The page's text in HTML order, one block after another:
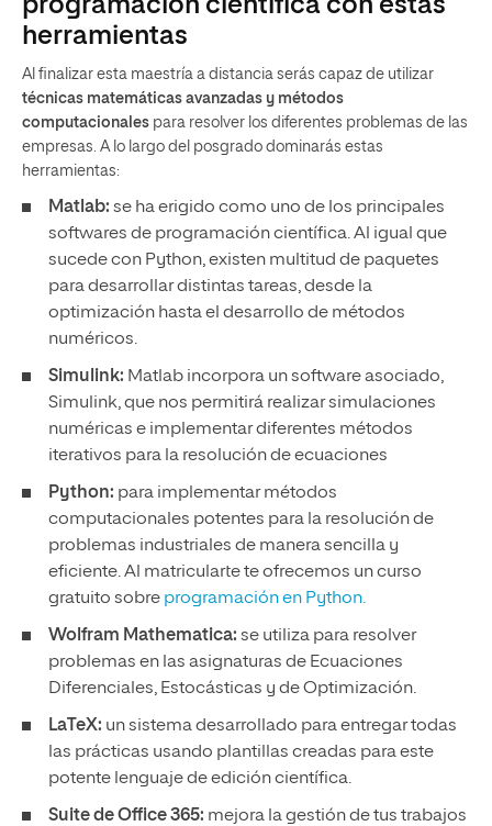
programación científica con estas
herramientas
Al finalizar esta maestría a distancia serás capaz de utilizar
técnicas matemáticas avanzadas y métodos
computacionales para resolver los diferentes problemas de las
empresas. A lo largo del posgrado dominarás estas
herramientas:
Matlab: se ha erigido como uno de los principales
softwares de programación científica. Al igual que
sucede con Python, existen multitud de paquetes
para desarrollar distintas tareas, desde la
optimización hasta el desarrollo de métodos
numéricos.
Simulink: Matlab incorpora un software asociado,
Simulink, que nos permitirá realizar simulaciones
numéricas e implementar diferentes métodos
iterativos para la resolución de ecuaciones
Python: para implementar métodos
computacionales potentes para la resolución de
problemas industriales de manera sencilla y
eficiente. Al matricularte te ofrecemos un curso
gratuito sobre programación en Python.
Wolfram Mathematica: se utiliza para resolver
problemas en las asignaturas de Ecuaciones
Diferenciales, Estocásticas y de Optimización.
LaTeX: un sistema desarrollado para entregar todas
las prácticas usando plantillas creadas para este
potente lenguaje de edición científica.
Suite de Office 365: mejora la gestión de tus trabajos